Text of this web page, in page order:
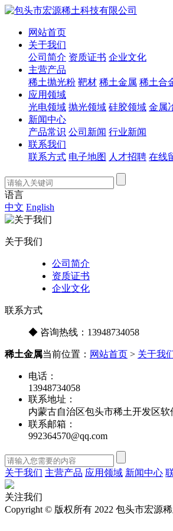
网站首页
关于我们
公司简介 资质证书 企业文化
主营产品
稀土抛光粉 靶材 稀土金属 稀土合
应用领域
光电领域 抛光领域 硅胶领域 金属
新闻中心
产品常识 公司新闻 行业新闻
联系我们
联系方式 电子地图 人才招聘 在线
语言
中文 English
关于我们
公司简介
资质证书
企业文化
联系方式
◆ 咨询热线： 13948734058
稀土金属当前位置： 网站首页 > 关于我
电话：
13948734058
联系地址：
内蒙古自治区包头市稀土开发区软
联系邮箱：
992364570@qq.com
关于我们 主营产品 应用领域 新闻中心
关注我们
Copyright © 版权所有 2022 包头市宏源